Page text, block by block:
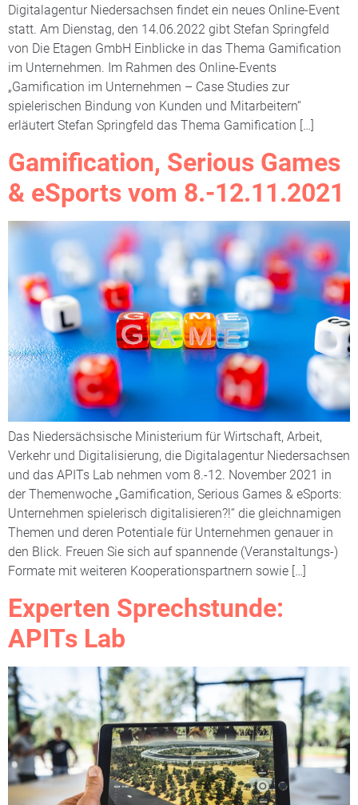
Digitalagentur Niedersachsen findet ein neues Online-Event
statt. Am Dienstag, den 14.06.2022 gibt Stefan Springfeld
von Die Etagen GmbH Einblicke in das Thema Gamification
im Unternehmen. Im Rahmen des Online-Events
„Gamification im Unternehmen – Case Studies zur
spielerischen Bindung von Kunden und Mitarbeitern“
erläutert Stefan Springfeld das Thema Gamification […]
Gamification, Serious Games
& eSports vom 8.-12.11.2021
Das Niedersächsische Ministerium für Wirtschaft, Arbeit,
Verkehr und Digitalisierung, die Digitalagentur Niedersachsen
und das APITs Lab nehmen vom 8.-12. November 2021 in
der Themenwoche „Gamification, Serious Games & eSports:
Unternehmen spielerisch digitalisieren?!“ die gleichnamigen
Themen und deren Potentiale für Unternehmen genauer in
den Blick. Freuen Sie sich auf spannende (Veranstaltungs-)
Formate mit weiteren Kooperationspartnern sowie […]
Experten Sprechstunde:
APITs Lab